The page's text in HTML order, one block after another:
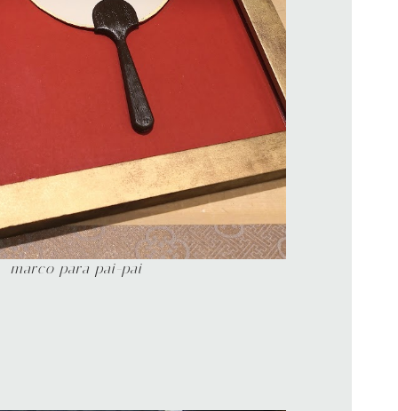
marco para pai-pai